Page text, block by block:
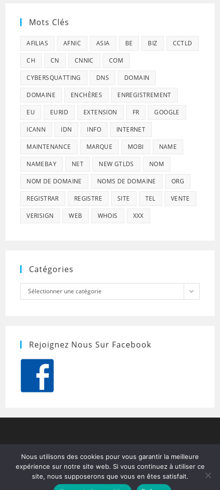
Mots Clés
AFILIAS AFNIC ASIA BE BIZ CCTLD
CH CN CNNIC COM
CYBERSQUATTING DNS DOMAIN
DOMAINE ENCHÈRES ENREGISTREMENT
EU EURID EXTENSION FR GOOGLE
ICANN IDN INFO INTERNET
MAINTENANCE MARQUE MOBI NAME
NAMEBAY NET NEW GTLDS NOM
NOM DE DOMAINE NOMS DE DOMAINE ORG
REGISTRAR REGISTRE SITE TEL VENTE
VERISIGN WEB WHOIS XXX
Catégories
Catégories
Sélectionner une catégorie
Rejoignez Nous Sur Facebook
Nous utilisons des cookies pour vous garantir la meilleure
expérience sur notre site web. Si vous continuez à utiliser ce
site, nous supposerons que vous en êtes satisfait.